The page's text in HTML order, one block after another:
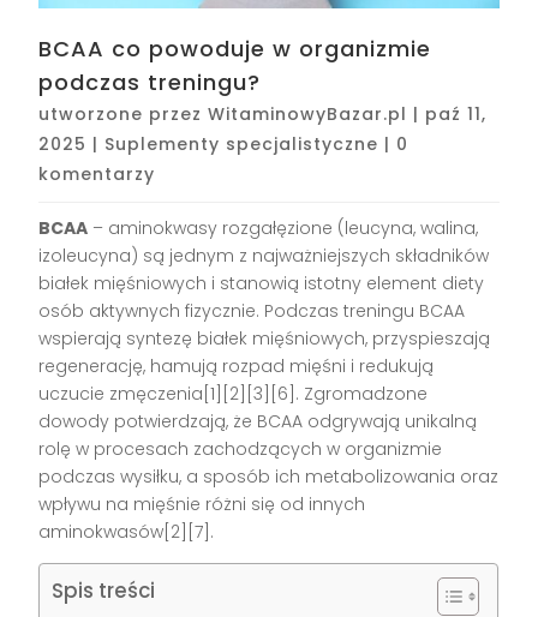
BCAA co powoduje w organizmie
podczas treningu?
utworzone przezWitaminowyBazar.pl | paź 11,
2025 | Suplementy specjalistyczne | 0
komentarzy
BCAA – aminokwasy rozgałęzione (leucyna, walina,
izoleucyna) są jednym z najważniejszych składników
białek mięśniowych i stanowią istotny element diety
osób aktywnych fizycznie. Podczas treningu BCAA
wspierają syntezę białek mięśniowych, przyspieszają
regenerację, hamują rozpad mięśni i redukują
uczucie zmęczenia[1][2][3][6]. Zgromadzone
dowody potwierdzają, że BCAA odgrywają unikalną
rolę w procesach zachodzących w organizmie
podczas wysiłku, a sposób ich metabolizowania oraz
wpływu na mięśnie różni się od innych
aminokwasów[2][7].
Spis treści